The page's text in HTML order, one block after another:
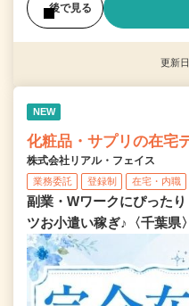
後で見る
更新
NEW
化粧品・サプリの在宅
株式会社リアル・フェイス
業務委託 登録制 在宅・内職
副業・Wワークにぴった
ツお小遣い稼ぎ♪〈千葉県〉